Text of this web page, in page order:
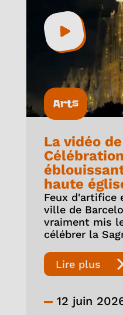
Arts
La vidéo
haute
Feux d'artifice
ville de
vraiment mis
célébrer la
Lire plus
12 juin